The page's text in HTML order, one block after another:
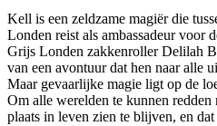
Kell is een zeldzame magiër die
Londen reist als ambassadeur voor
Grijs Londen zakkenroller Delilah
van een avontuur dat hen naar alle
Maar gevaarlijke magie ligt op de
Om alle werelden te kunnen
plaats in leven zien te blijven, en